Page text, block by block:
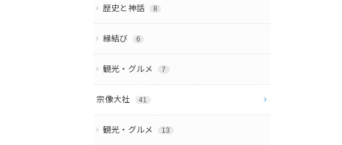
歴史と神話 8
縁結び 6
観光・グルメ 7
宗像大社 41
観光・グルメ 13